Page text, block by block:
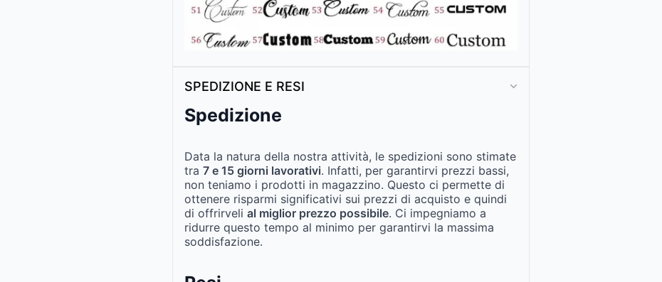
SPEDIZIONE E RESI
Spedizione
Data la natura della nostra attività, le spedizioni sono stimate
tra 7 e 15 giorni lavorativi. Infatti, per garantirvi prezzi bassi,
non teniamo i prodotti in magazzino. Questo ci permette di
ottenere risparmi significativi sui prezzi di acquisto e quindi
di offrirveli al miglior prezzo possibile. Ci impegniamo a
ridurre questo tempo al minimo per garantirvi la massima
soddisfazione.